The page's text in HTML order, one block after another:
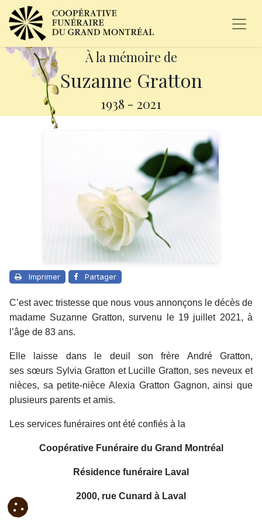
À la mémoire de
Suzanne Gratton
1938 - 2021
Imprimer Partager
C’est avec tristesse que nous vous annonçons le décès de
madame Suzanne Gratton, survenu le 19 juillet 2021, à
l’âge de 83 ans.
Elle laisse dans le deuil son frère André Gratton,
ses sœurs Sylvia Gratton et Lucille Gratton, ses neveux et
nièces, sa petite-nièce Alexia Gratton Gagnon, ainsi que
plusieurs parents et amis.
Les services funéraires ont été confiés à la
Coopérative Funéraire du Grand Montréal
Résidence funéraire Laval
2000, rue Cunard à Laval